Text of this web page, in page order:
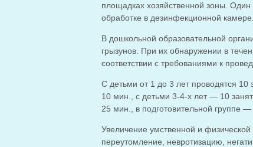
площадках хозяйственной зоны. Один
обработке в дезинфекционной камере.
В дошкольной образовательной
грызунов. При их обнаружении в
соответствии с требованиями к
С детьми от 1 до 3 лет проводятся
10 мин., с детьми 3-4-х лет — 10
25 мин., в подготовительной группе
Увеличение умственной и
переутомление, невротизацию,